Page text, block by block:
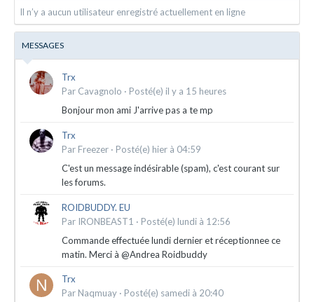
Il n’y a aucun utilisateur enregistré actuellement en ligne
MESSAGES
Trx
Par Cavagnolo · Posté(e) il y a 15 heures
Bonjour mon ami J'arrive pas a te mp
Trx
Par Freezer · Posté(e) hier à 04:59
C'est un message indésirable (spam), c'est courant sur
les forums.
ROIDBUDDY. EU
Par IRONBEAST1 · Posté(e) lundi à 12:56
Commande effectuée lundi dernier et réceptionnee ce
matin. Merci à @Andrea Roidbuddy
Trx
Par Naqmuay · Posté(e) samedi à 20:40